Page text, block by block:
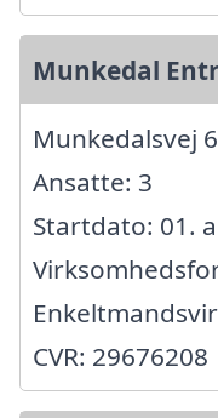
Munkedal
Munkedalsvej
Ansatte: 3
Startdato: 01.
CVR: 29676208